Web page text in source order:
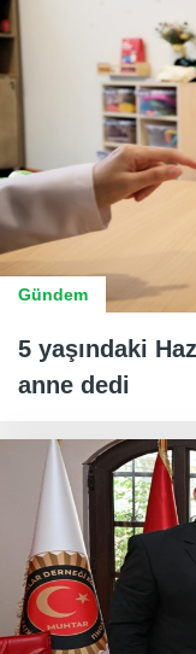
Gündem
5 yaşındaki
anne dedi